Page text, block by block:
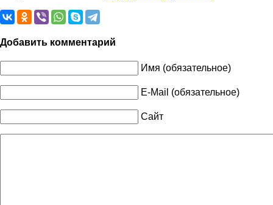
Добавить комментарий
Имя (обязательное)
E-Mail (обязательное)
Сайт